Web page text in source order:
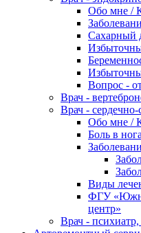
Обо мне /
Сахарный
Вопрос -
Врач -
Врач -
Обо мне /
Боль в
Виды
ФГУ
центр»
Врач - психиатр,